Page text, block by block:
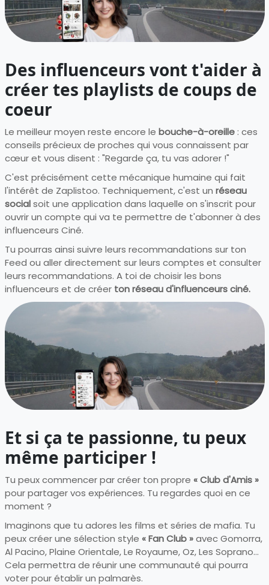
Des influenceurs vont t'aider à
créer tes playlists de coups de
coeur
Le meilleur moyen reste encore le bouche-à-oreille: ces
conseils précieux de proches qui vous connaissent par
cœur et vous disent : "Regarde ça, tu vas adorer !"
C'est précisément cette mécanique humaine qui fait
l'intérêt de Zaplistoo. Techniquement, c'est un réseau
socialsoit une application dans laquelle on s'inscrit pour
ouvrir un compte qui va te permettre de t'abonner à des
influenceurs Ciné.
Tu pourras ainsi suivre leurs recommandations sur ton
Feed ou aller directement sur leurs comptes et consulter
leurs recommandations. A toi de choisir les bons
influenceurs et de créerton réseau d'influenceurs ciné.
Et si ça te passionne, tu peux
même participer !
Tu peux commencer par créer ton propre « Club d'Amis »
pour partager vos expériences. Tu regardes quoi en ce
moment ?
Imaginons que tu adores les films et séries de mafia. Tu
peux créer une sélection style « Fan Club »avec Gomorra,
Al Pacino, Plaine Orientale, Le Royaume, Oz, Les Soprano...
Cela permettra de réunir une communauté qui pourra
voter pour établir un palmarès.